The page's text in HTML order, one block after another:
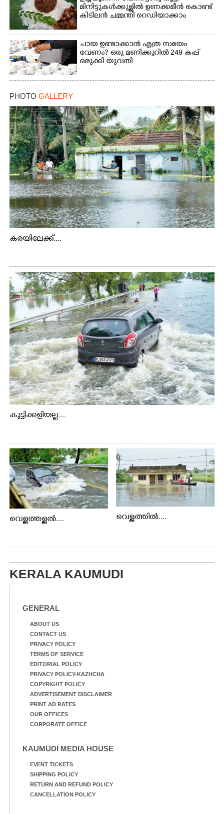
മിനിട്ടുകൾക്കുള്ളിൽ ഉണക്കമീൻ കൊണ്ട്
കിടിലൻ ചമ്മന്തി റെഡിയാക്കാം
ചായ ഉണ്ടാക്കാൻ എത്ര സമയം
വേണം? ഒരു മണിക്കൂറിൽ 249 കപ്പ്
ഒരുക്കി യുവതി
PHOTO GALLERY
കരയിലേക്ക്....
കുട്ടിക്കളിയല്ല....
വെള്ളത്തള്ളൽ.... വെള്ളത്തിൽ....
KERALA KAUMUDI
GENERAL
ABOUT US
CONTACT US
PRIVACY POLICY
TERMS OF SERVICE
EDITORIAL POLICY
PRIVACY POLICY-KAZHCHA
COPYRIGHT POLICY
ADVERTISEMENT DISCLAIMER
PRINT AD RATES
OUR OFFICES
CORPORATE OFFICE
KAUMUDI MEDIA HOUSE
EVENT TICKETS
SHIPPING POLICY
RETURN AND REFUND POLICY
CANCELLATION POLICY